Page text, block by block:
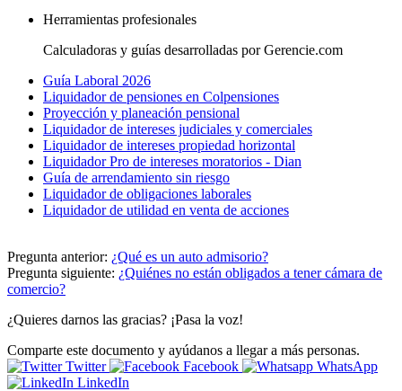
Herramientas profesionales
Calculadoras y guías desarrolladas por Gerencie.com
Guía Laboral 2026
Liquidador de pensiones en Colpensiones
Proyección y planeación pensional
Liquidador de intereses judiciales y comerciales
Liquidador de intereses propiedad horizontal
Liquidador Pro de intereses moratorios - Dian
Guía de arrendamiento sin riesgo
Liquidador de obligaciones laborales
Liquidador de utilidad en venta de acciones
Pregunta anterior: ¿Qué es un auto admisorio?
Pregunta siguiente: ¿Quiénes no están obligados a tener cámara de
comercio?
¿Quieres darnos las gracias? ¡Pasa la voz!
Comparte este documento y ayúdanos a llegar a más personas.
Twitter
Facebook
WhatsApp
LinkedIn